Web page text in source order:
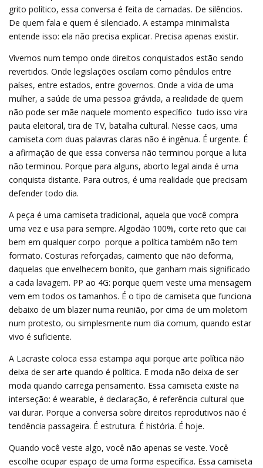
grito político, essa conversa é feita de camadas. De silêncios.
De quem fala e quem é silenciado. A estampa minimalista
entende isso: ela não precisa explicar. Precisa apenas existir.
Vivemos num tempo onde direitos conquistados estão sendo
revertidos. Onde legislações oscilam como pêndulos entre
países, entre estados, entre governos. Onde a vida de uma
mulher, a saúde de uma pessoa grávida, a realidade de quem
não pode ser mãe naquele momento específico  tudo isso vira
pauta eleitoral, tira de TV, batalha cultural. Nesse caos, uma
camiseta com duas palavras claras não é ingênua. É urgente. É
a afirmação de que essa conversa não terminou porque a luta
não terminou. Porque para alguns, aborto legal ainda é uma
conquista distante. Para outros, é uma realidade que precisam
defender todo dia.
A peça é uma camiseta tradicional, aquela que você compra
uma vez e usa para sempre. Algodão 100%, corte reto que cai
bem em qualquer corpo  porque a política também não tem
formato. Costuras reforçadas, caimento que não deforma,
daquelas que envelhecem bonito, que ganham mais significado
a cada lavagem. PP ao 4G: porque quem veste uma mensagem
vem em todos os tamanhos. É o tipo de camiseta que funciona
debaixo de um blazer numa reunião, por cima de um moletom
num protesto, ou simplesmente num dia comum, quando estar
vivo é suficiente.
A Lacraste coloca essa estampa aqui porque arte política não
deixa de ser arte quando é política. E moda não deixa de ser
moda quando carrega pensamento. Essa camiseta existe na
interseção: é wearable, é declaração, é referência cultural que
vai durar. Porque a conversa sobre direitos reprodutivos não é
tendência passageira. É estrutura. É história. É hoje.
Quando você veste algo, você não apenas se veste. Você
escolhe ocupar espaço de uma forma específica. Essa camiseta